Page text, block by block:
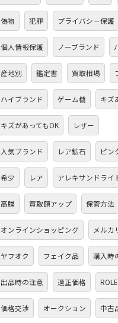
偽物 犯罪 プライバシー保護
個人情報保護 ノーブランド
産地別 鑑定書 買取相場
ハイブランド ゲーム機 キズ
キズがあってもOK レザー
人気ブランド レア鉱石 ピン
希少 レア アレキサンドライ
高騰 買取額アップ 保管方法
オンラインショッピング メルカ
ヤフオク フェイク品 購入時
出品時の注意 適正価格
価格交渉 オークション 中古